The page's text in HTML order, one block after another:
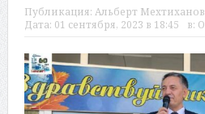
Публикация: Альберт Мехтиханов
Дата: 01 сентября, 2023 в 18:45 в: